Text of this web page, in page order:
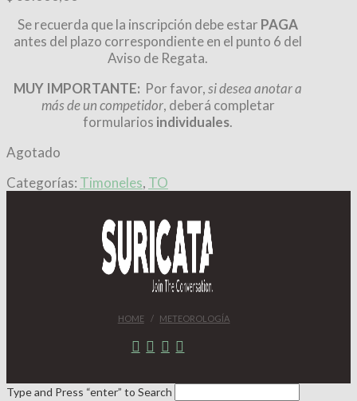
Se recuerda que la inscripción debe estar PAGA
antes del plazo correspondiente en el punto 6 del
Aviso de Regata.
MUY IMPORTANTE: Por favor,si desea anotar a
más de un competidor, deberá completar
formularios individuales.
Agotado
Categorías: Timoneles, TO
HOME METEOROLOGÍA
Type and Press “enter” to Search